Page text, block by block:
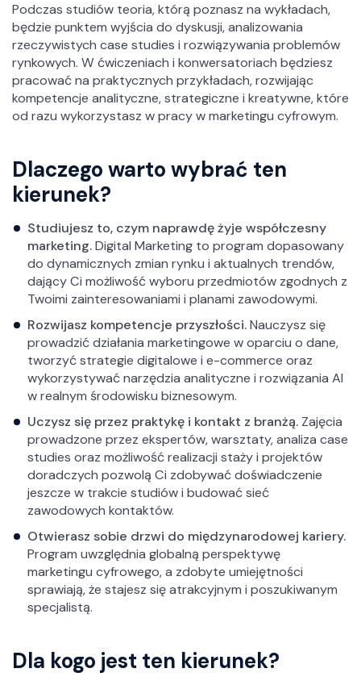
Podczas studiów teoria, którą poznasz na wykładach,
będzie punktem wyjścia do dyskusji, analizowania
rzeczywistych case studies i rozwiązywania problemów
rynkowych. W ćwiczeniach i konwersatoriach będziesz
pracować na praktycznych przykładach, rozwijając
kompetencje analityczne, strategiczne i kreatywne, które
od razu wykorzystasz w pracy w marketingu cyfrowym.
Dlaczego warto wybrać ten
kierunek?
Studiujesz to, czym naprawdę żyje współczesny
marketing.Digital Marketing to program dopasowany
do dynamicznych zmian rynku i aktualnych trendów,
dający Ci możliwość wyboru przedmiotów zgodnych z
Twoimi zainteresowaniami i planami zawodowymi.
Rozwijasz kompetencje przyszłości.Nauczysz się
prowadzić działania marketingowe w oparciu o dane,
tworzyć strategie digitalowe i e-commerce oraz
wykorzystywać narzędzia analityczne i rozwiązania AI
w realnym środowisku biznesowym.
Uczysz się przez praktykę i kontakt z branżą. Zajęcia
prowadzone przez ekspertów, warsztaty, analiza case
studies oraz możliwość realizacji staży i projektów
doradczych pozwolą Ci zdobywać doświadczenie
jeszcze w trakcie studiów i budować sieć
zawodowych kontaktów.
Otwierasz sobie drzwi do międzynarodowej kariery.
Program uwzględnia globalną perspektywę
marketingu cyfrowego, a zdobyte umiejętności
sprawiają, że stajesz się atrakcyjnym i poszukiwanym
specjalistą.
Dla kogo jest ten kierunek?